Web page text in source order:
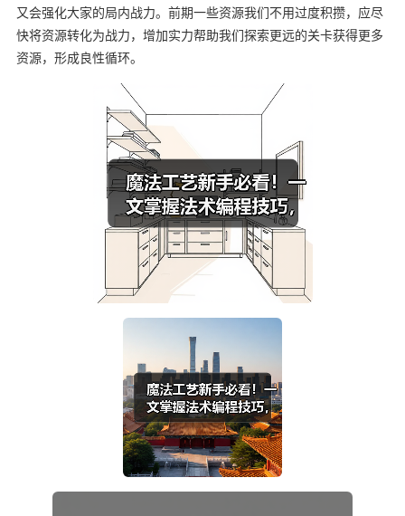
又会强化大家的局内战力。前期一些资源我们不用过度积攒，应尽
快将资源转化为战力，增加实力帮助我们探索更远的关卡获得更多
资源，形成良性循环。